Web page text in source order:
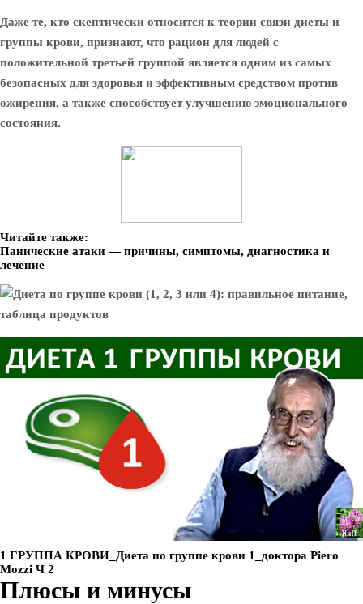
Даже те, кто скептически относится к теории связи диеты и
группы крови, признают, что рацион для людей с
положительной третьей группой является одним из самых
безопасных для здоровья и эффективным средством против
ожирения, а также способствует улучшению эмоционального
состояния.
Читайте также:
Панические атаки — причины, симптомы, диагностика и
лечение
1 ГРУППА КРОВИ_Диета по группе крови 1_доктора Piero
Mozzi Ч 2
Плюсы и минусы